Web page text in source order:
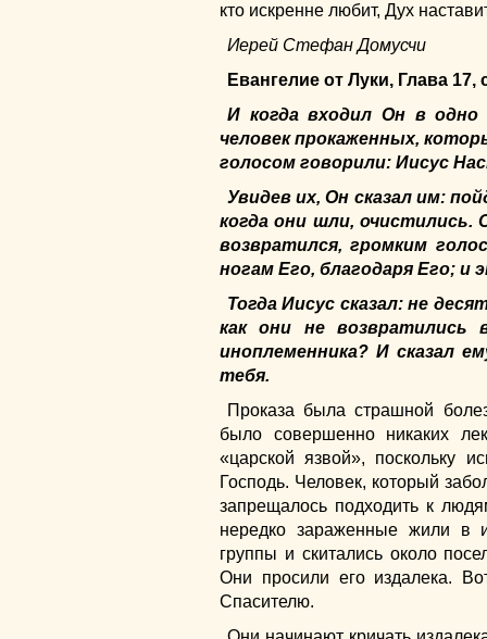
кто искренне любит, Дух
Иерей Стефан Домусчи
Евангелие от Луки, Глава 17,
И когда входил Он в одно
человек прокаженных,
голосом говорили: Иисус
Увидев их, Он сказал им:
когда они шли, очистились.
возвратился, громким
ногам Его, благодаря Его; и
Тогда Иисус сказал: не
как они не возвратились
иноплеменника? И сказал
тебя.
Проказа была страшной
было совершенно никаких
«царской язвой», поскольку
Господь. Человек, который
запрещалось подходить к
нередко зараженные жили в
группы и скитались около
Они просили его издалека.
Спасителю.